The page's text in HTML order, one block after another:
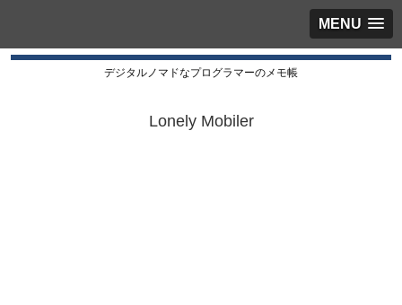
MENU
デジタルノマドなプログラマーのメモ帳
Lonely Mobiler